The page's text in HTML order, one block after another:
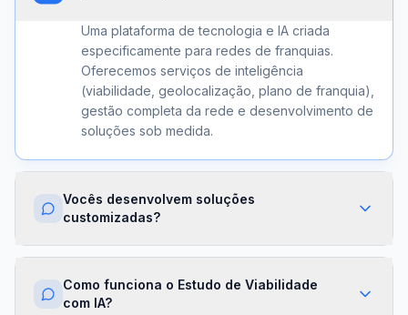
Uma plataforma de tecnologia e IA criada
especificamente para redes de franquias.
Oferecemos serviços de inteligência
(viabilidade, geolocalização, plano de franquia),
gestão completa da rede e desenvolvimento de
soluções sob medida.
Vocês desenvolvem soluções
customizadas?
Sim. Além dos módulos prontos, criamos
algoritmos proprietários e APIs sob demanda.
Como funciona o Estudo de Viabilidade
com IA?